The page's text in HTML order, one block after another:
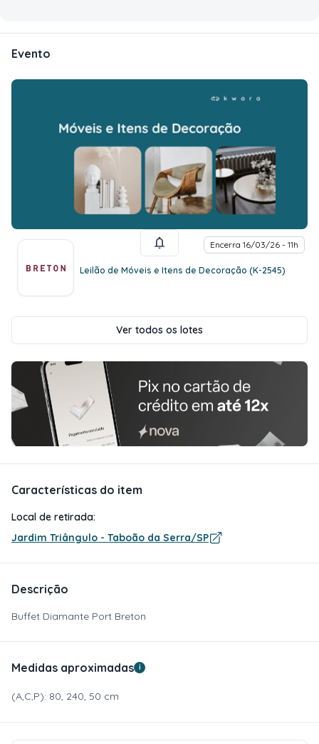
Evento
Encerra 16/03/26 - 11h
Leilão de Móveis e Itens de Decoração (K-2545)
Ver todos os lotes
Características do item
Local de retirada:
Jardim Triângulo - Taboão da Serra/SP
Descrição
Buffet Diamante Port Breton
Medidas aproximadas i
(A,C,P): 80, 240, 50 cm